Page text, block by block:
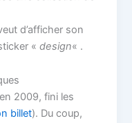
d’afficher son
«design« .
2009, fini les
billet). Du coup,